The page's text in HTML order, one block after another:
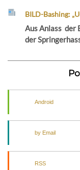
BILD-Bashing:
Aus Anlass der
der
Android
by Email
RSS